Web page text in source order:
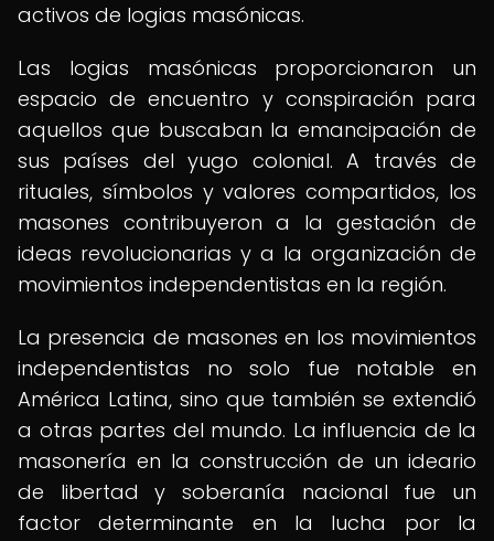
activos de logias masónicas.
Las logias masónicas proporcionaron un
espacio de encuentro y conspiración para
aquellos que buscaban la emancipación de
sus países del yugo colonial. A través de
rituales, símbolos y valores compartidos, los
masones contribuyeron a la gestación de
ideas revolucionarias y a la organización de
movimientos independentistas en la región.
La presencia de masones en los movimientos
independentistas no solo fue notable en
América Latina, sino que también se extendió
a otras partes del mundo. La influencia de la
masonería en la construcción de un ideario
de libertad y soberanía nacional fue un
factor determinante en la lucha por la